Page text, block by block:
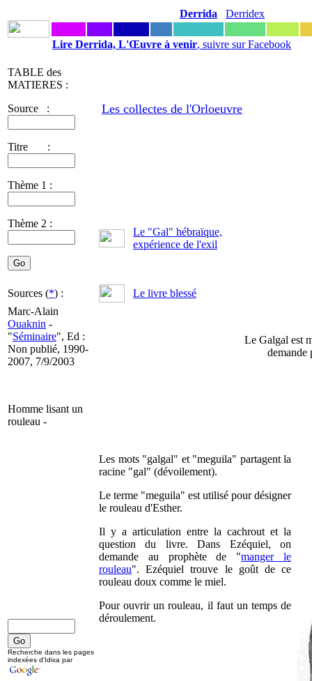
Derrida Derridex
Lire Derrida, L'Œuvre à venir, suivre sur Facebook
TABLE des
MATIERES :
Source :
Titre :
Thème 1 :
Thème 2 :
Les collectes de l'Orloeuvre
Le "Gal" hébraïque,
expérience de l'exil
Sources (*) :
Le livre blessé
Marc-Alain
Ouaknin -
"Séminaire", Ed :
Non publié, 1990-
2007, 7/9/2003
Homme lisant un
rouleau -
Le Galgal est
demande
Les mots "galgal" et "meguila" partagent la
racine "gal" (dévoilement).
Le terme "meguila" est utilisé pour désigner
le rouleau d'Esther.
Il y a articulation entre la cachrout et la
question du livre. Dans Ezéquiel, on
demande au prophète de "manger le
rouleau". Ezéquiel trouve le goût de ce
rouleau doux comme le miel.
Pour ouvrir un rouleau, il faut un temps de
déroulement.
Recherche dans les pages
indexées d'Idixa par